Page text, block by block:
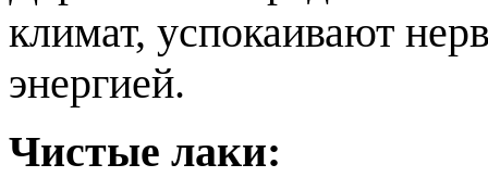
климат, успокаивают
энергией.
Чистые лаки: